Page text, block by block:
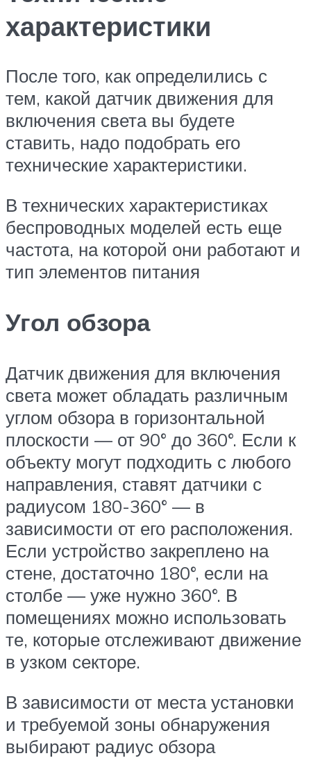
характеристики
После того, как определились с
тем, какой датчик движения для
включения света вы будете
ставить, надо подобрать его
технические характеристики.
В технических характеристиках
беспроводных моделей есть еще
частота, на которой они работают и
тип элементов питания
Угол обзора
Датчик движения для включения
света может обладать различным
углом обзора в горизонтальной
плоскости — от 90° до 360°. Если к
объекту могут подходить с любого
направления, ставят датчики с
радиусом 180-360° — в
зависимости от его расположения.
Если устройство закреплено на
стене, достаточно 180°, если на
столбе — уже нужно 360°. В
помещениях можно использовать
те, которые отслеживают движение
в узком секторе.
В зависимости от места установки
и требуемой зоны обнаружения
выбирают радиус обзора